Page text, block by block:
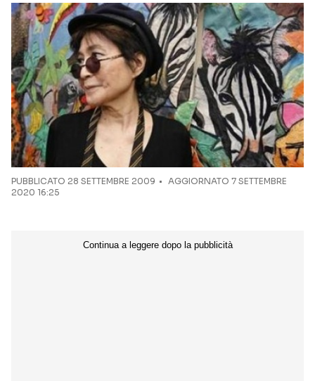
PUBBLICATO 28 SETTEMBRE 2009
AGGIORNATO 7 SETTEMBRE
2020 16:25